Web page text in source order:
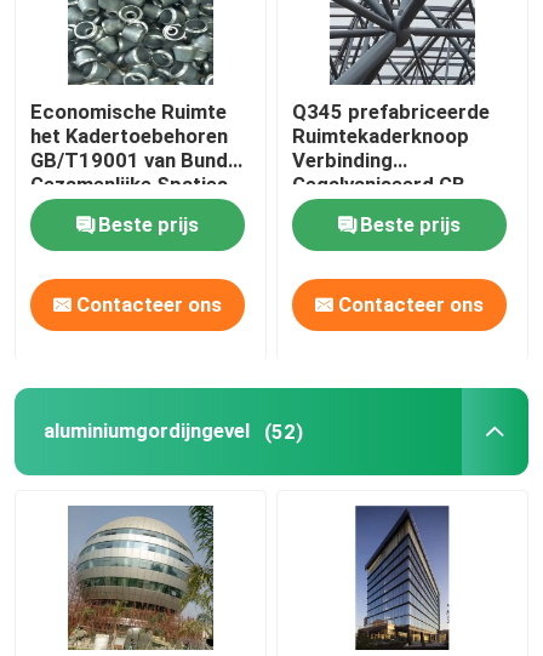
Economische Ruimte
het Kadertoebehoren
GB/T19001 van Bundel
Gezamenlijke Spaties
Beste prijs
Contacteer ons
Q345 prefabriceerde
Ruimtekaderknoop
Verbinding
Gegalvaniseerd GB
Beste prijs
Contacteer ons
aluminiumgordijngevel (52)